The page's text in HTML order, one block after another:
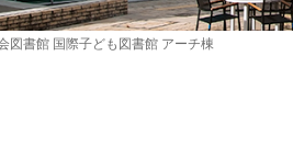
図書館 国際子ども図書館 アーチ棟